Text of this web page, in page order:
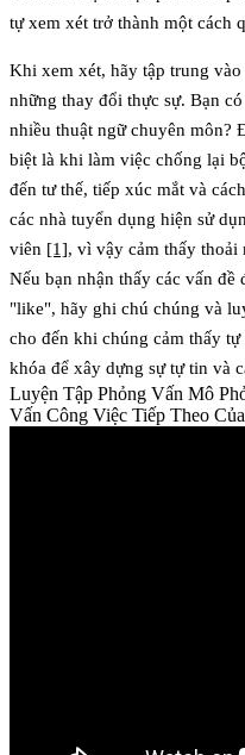
tự xem xét trở thành một cách
Khi xem xét, hãy tập trung
những thay đổi thực sự. Bạn
nhiều thuật ngữ chuyên môn?
biệt là khi làm việc chống lại
đến tư thế, tiếp xúc mắt và
các nhà tuyển dụng hiện sử
viên [1], vì vậy cảm thấy thoải
Nếu bạn nhận thấy các vấn
"like", hãy ghi chú chúng và
cho đến khi chúng cảm thấy
khóa để xây dựng sự tự tin và
Luyện Tập Phỏng Vấn Mô
Vấn Công Việc Tiếp Theo